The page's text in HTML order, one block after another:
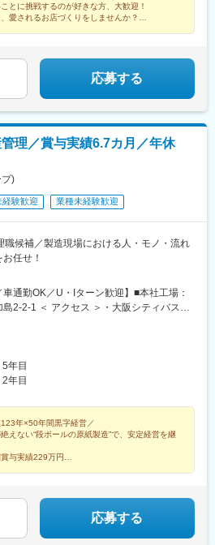
とに挑戦するのが好きな方、大歓迎！
愛されるお店づくりをしませんか？
休以上の取得可能
応募する
理／賞与実績6.7カ月／年休
)
経験歓迎 業種未経験歓迎
職候補／製造現場における人・モノ・流れ
任せ！
車通勤OK／U・Iターン歓迎】■本社工場：
2-2-1 ＜ アクセス ＞・大阪シティバス
JR東西線「加島駅」より徒歩12分[雇入れ
範囲]今後支社が発生した場合は会社の定
年目
年目
123年×50年間黒字経営／
えない“段ボールの原紙製造”で、安定経営を継
与実績229万円
身社宅完備（入居要件あり）
応募する